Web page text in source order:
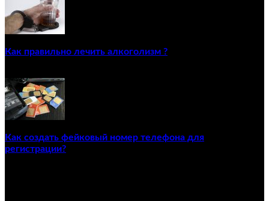
Как правильно лечить алкоголизм ?
Как создать фейковый номер телефона для
регистрации?